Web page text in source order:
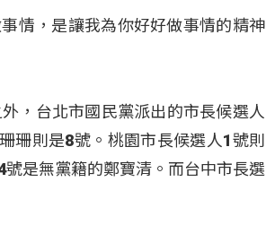
情，是讓我為你好好做事情的精神
，台北市國民黨派出的市長候選人
珊則是8號。桃園市長候選人1號則
是無黨籍的鄭寶清。而台中市長選